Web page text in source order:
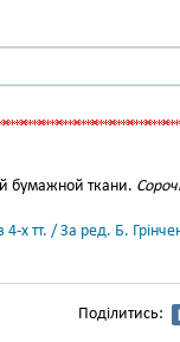
бумажной ткани.
4-х тт. / За ред. Б.
Поділитись: